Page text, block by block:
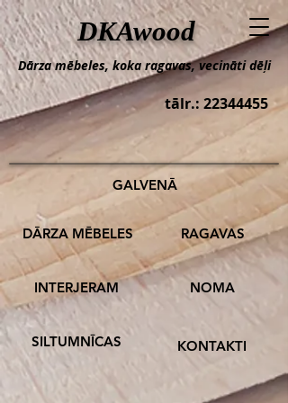
Dārza mēbeles, koka ragavas, vecināti dēļi
DKAwood
tālr.: 22344455
GALVENĀ
DĀRZA MĒBELES RAGAVAS
INTERJERAM
SILTUMNĪCAS
NOMA
KONTAKTI